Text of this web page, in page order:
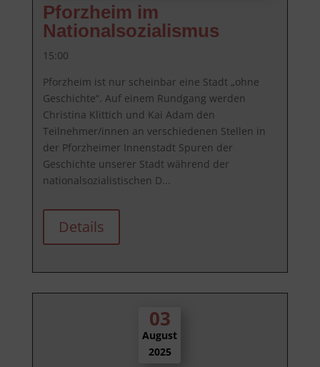
Pforzheim im
Nationalsozialismus
15:00
Pforzheim ist nur scheinbar eine Stadt „ohne
Geschichte“. Auf einem Rundgang werden
Christina Klittich und Kai Adam den
Teilnehmer/innen an verschiedenen Stellen in
der Pforzheimer Innenstadt Spuren der
Geschichte unserer Stadt während der
nationalsozialistischen D...
Details
03
August
2025